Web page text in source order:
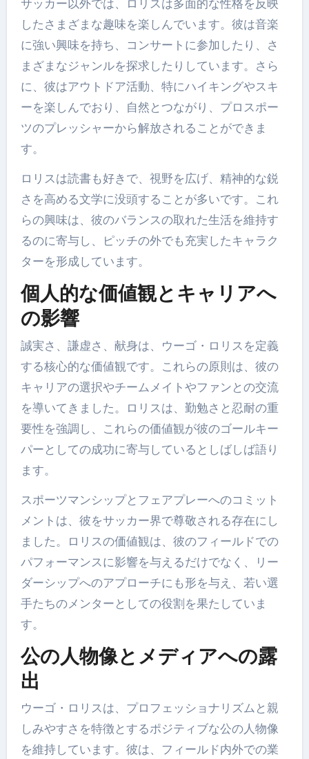
サッカー以外では、ロリスは多面的な性格を反映
したさまざまな趣味を楽しんでいます。彼は音楽
に強い興味を持ち、コンサートに参加したり、さ
まざまなジャンルを探求したりしています。さら
に、彼はアウトドア活動、特にハイキングやスキ
ーを楽しんでおり、自然とつながり、プロスポー
ツのプレッシャーから解放されることができま
す。
ロリスは読書も好きで、視野を広げ、精神的な鋭
さを高める文学に没頭することが多いです。これ
らの興味は、彼のバランスの取れた生活を維持す
るのに寄与し、ピッチの外でも充実したキャラク
ターを形成しています。
個人的な価値観とキャリアへ
の影響
誠実さ、謙虚さ、献身は、ウーゴ・ロリスを定義
する核心的な価値観です。これらの原則は、彼の
キャリアの選択やチームメイトやファンとの交流
を導いてきました。ロリスは、勤勉さと忍耐の重
要性を強調し、これらの価値観が彼のゴールキー
パーとしての成功に寄与しているとしばしば語り
ます。
スポーツマンシップとフェアプレーへのコミット
メントは、彼をサッカー界で尊敬される存在にし
ました。ロリスの価値観は、彼のフィールドでの
パフォーマンスに影響を与えるだけでなく、リー
ダーシップへのアプローチにも形を与え、若い選
手たちのメンターとしての役割を果たしていま
す。
公の人物像とメディアへの露
出
ウーゴ・ロリスは、プロフェッショナリズムと親
しみやすさを特徴とするポジティブな公の人物像
を維持しています。彼は、フィールド内外での業